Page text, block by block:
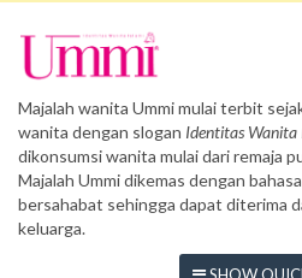
Majalah wanita Ummi mulai terbit
wanita dengan slogan Identitas Wanita
dikonsumsi wanita mulai dari remaja
Majalah Ummi dikemas dengan
bersahabat sehingga dapat diterima
keluarga.